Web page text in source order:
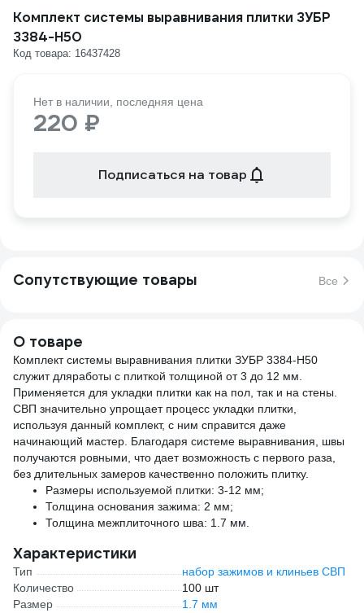
Комплект системы выравнивания плитки ЗУБР
3384-H50
Код товара: 16437428
Нет в наличии, последняя цена
220 ₽
Подписаться на товар
Сопутствующие товары Все
О товаре
Комплект системы выравнивания плитки ЗУБР 3384-H50
служит дляработы с плиткой толщиной от 3 до 12 мм.
Применяется для укладки плитки как на пол, так и на стены.
СВП значительно упрощает процесс укладки плитки,
используя данный комплект, с ним справится даже
начинающий мастер. Благодаря системе выравнивания, швы
получаются ровными, что дает возможность с первого раза,
без длительных замеров качественно положить плитку.
Размеры используемой плитки: 3-12 мм;
Толщина основания зажима: 2 мм;
Толщина межплиточного шва: 1.7 мм.
Характеристики
Тип
набор зажимов и клиньев СВП
Количество
100 шт
Размер
1.7 мм